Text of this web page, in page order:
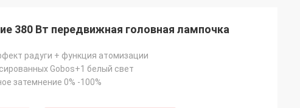
380 Вт передвижная головная лампочка
радуги + функция атомизации
Gobos+1 белый свет
затемнение 0% -100%